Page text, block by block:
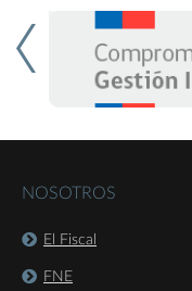
NOSOTROS
El Fiscal
FNE